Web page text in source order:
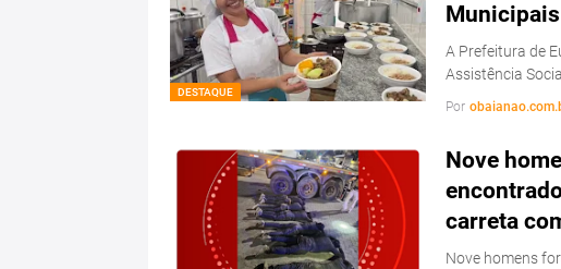
DESTAQUE
Municipais
A Prefeitura de
Assistência
Por
Nove
carreta
Nove homens